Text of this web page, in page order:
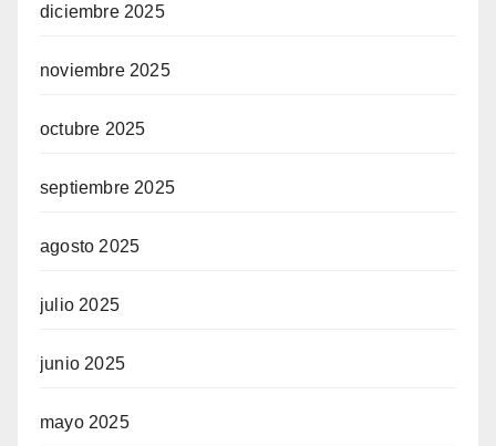
diciembre 2025
noviembre 2025
octubre 2025
septiembre 2025
agosto 2025
julio 2025
junio 2025
mayo 2025